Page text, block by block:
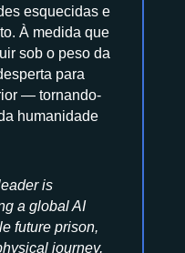
esquecidas e
À medida que
sob o peso da
para
— tornando-
humanidade
is
a global AI
future prison,
journey,